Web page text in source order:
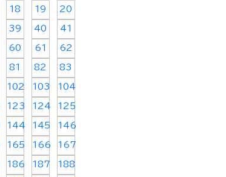
18 19 20
39 40 41
60 61 62
81 82 83
102 103 104
123 124 125
144 145 146
165 166 167
186 187 188